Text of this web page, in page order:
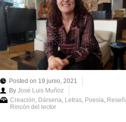
Posted on 19 junio, 2021
By José Luis Muñoz
Creación, Dársena, Letras, Poesía,
Rincón del lector